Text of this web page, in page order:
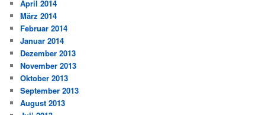
April 2014
März 2014
Februar 2014
Januar 2014
Dezember 2013
November 2013
Oktober 2013
September 2013
August 2013